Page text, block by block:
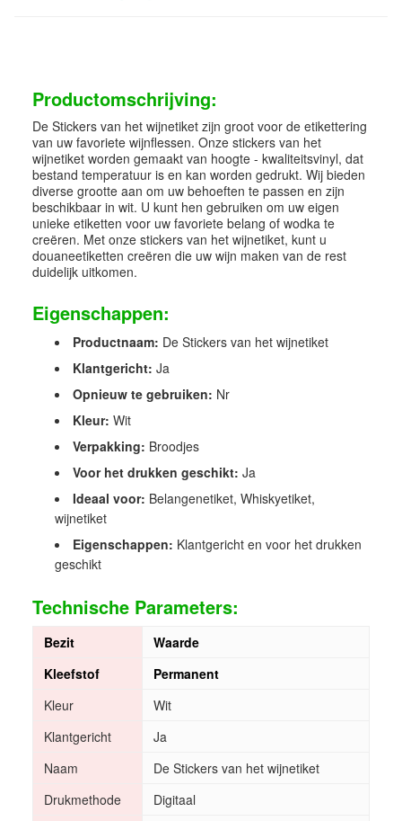
Productomschrijving:
De Stickers van het wijnetiket zijn groot voor de etikettering
van uw favoriete wijnflessen. Onze stickers van het
wijnetiket worden gemaakt van hoogte - kwaliteitsvinyl, dat
bestand temperatuur is en kan worden gedrukt. Wij bieden
diverse grootte aan om uw behoeften te passen en zijn
beschikbaar in wit. U kunt hen gebruiken om uw eigen
unieke etiketten voor uw favoriete belang of wodka te
creëren. Met onze stickers van het wijnetiket, kunt u
douaneetiketten creëren die uw wijn maken van de rest
duidelijk uitkomen.
Eigenschappen:
Productnaam: De Stickers van het wijnetiket
Klantgericht: Ja
Opnieuw te gebruiken: Nr
Kleur: Wit
Verpakking: Broodjes
Voor het drukken geschikt: Ja
Ideaal voor: Belangenetiket, Whiskyetiket,
wijnetiket
Eigenschappen: Klantgericht en voor het drukken
geschikt
Technische Parameters:
Bezit
Waarde
Kleefstof
Permanent
Kleur
Wit
Klantgericht
Ja
Naam
De Stickers van het wijnetiket
Drukmethode
Digitaal